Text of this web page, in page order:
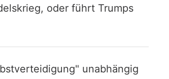
oder führt Trumps
unabhängig